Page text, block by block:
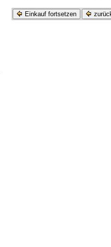
Einkauf fortsetzen